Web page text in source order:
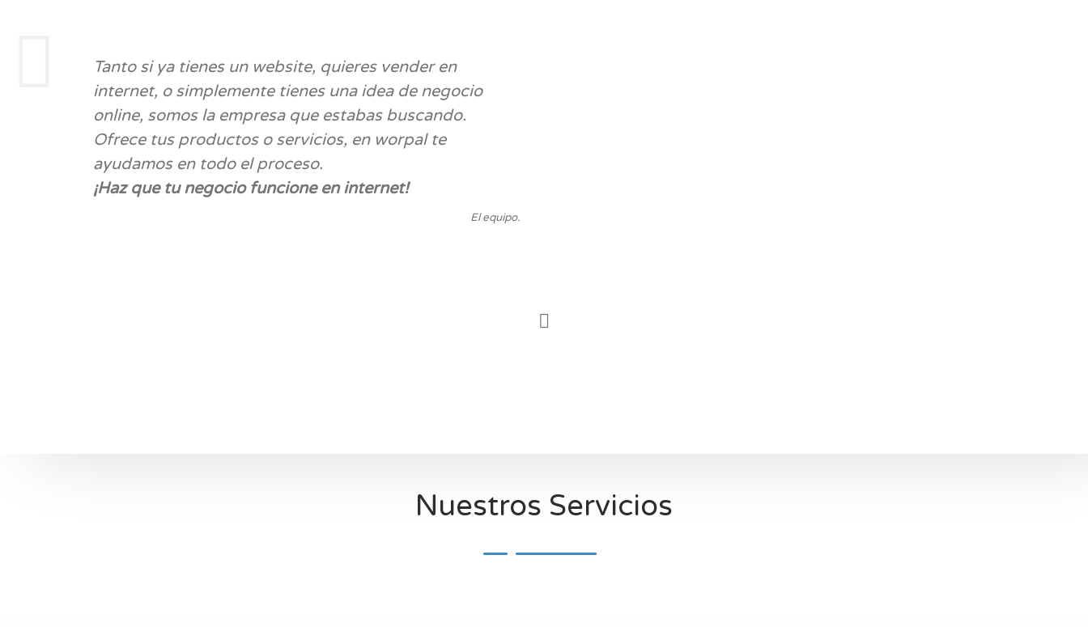
Tanto si ya tienes un website, quieres vender en
internet, o simplemente tienes una idea de negocio
online, somos la empresa que estabas buscando.
Ofrece tus productos o servicios, en worpal te
ayudamos en todo el proceso.
¡Haz que tu negocio funcione en internet!
El equipo.
Nuestros Servicios